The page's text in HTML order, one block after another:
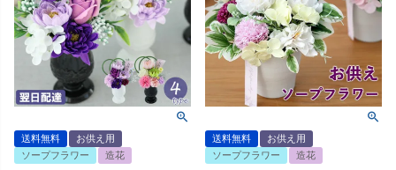
送料無料
お供え用
ソープフラワー
造花
送料無料
お供え用
ソープフラワー
造花